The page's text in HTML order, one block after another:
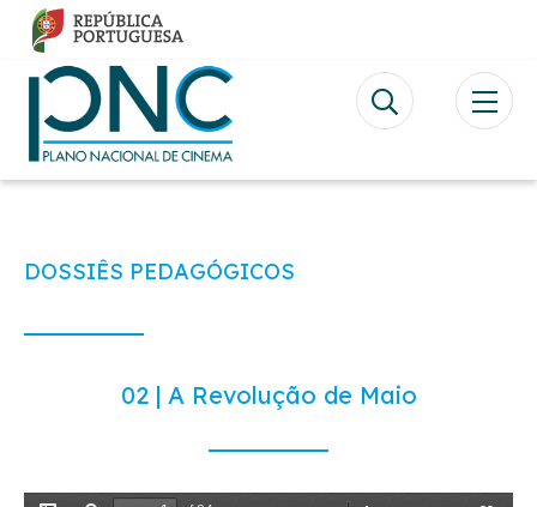
Passar
conteúdo
DOSSIÊS PEDAGÓGICOS
02 | A Revolução de Maio